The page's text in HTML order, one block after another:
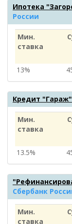
Ипотека
России
Мин.
ставка
13%
Кредит "Гараж"
Мин.
ставка
13.5%
Сбербанк
Мин.
ставка